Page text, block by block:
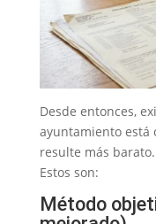
Desde entonces,
ayuntamiento está
resulte más
Estos son:
Método